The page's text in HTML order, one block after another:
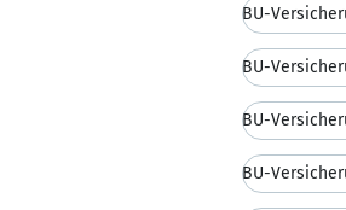
BU-
BU-
BU-
BU-